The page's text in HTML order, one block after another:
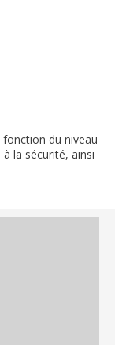
du niveau
la sécurité, ainsi